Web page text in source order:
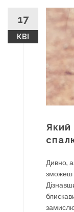
17
КВІ
Який
Дивно,
зможеш